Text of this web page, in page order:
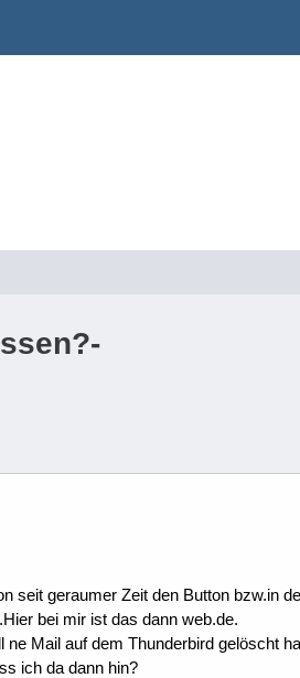
seit geraumer Zeit den Button bzw.in
bei mir ist das dann web.de.
Mail auf dem Thunderbird gelöscht
ich da dann hin?